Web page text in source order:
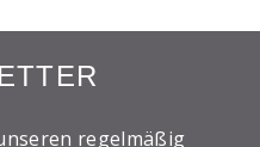
regelmäßig